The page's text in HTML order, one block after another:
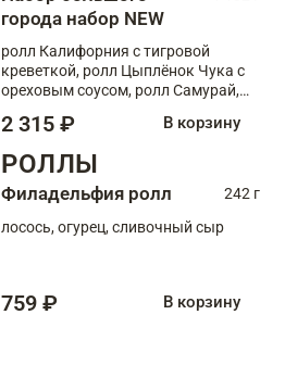
города набор NEW
ролл Калифорния с тигровой
креветкой, ролл Цыплёнок Чука с
ореховым соусом, ролл Самурай,
ролл с крабом
2 315 ₽ В корзину
РОЛЛЫ
Филадельфия ролл
242 г
лосось, огурец, сливочный сыр
759 ₽ В корзину